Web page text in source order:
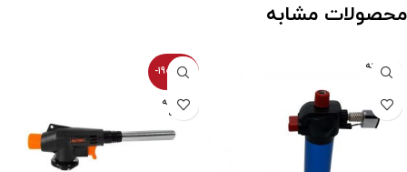
محصولات مشابه
فروخته
شده
-1900100%
فروخته
شده